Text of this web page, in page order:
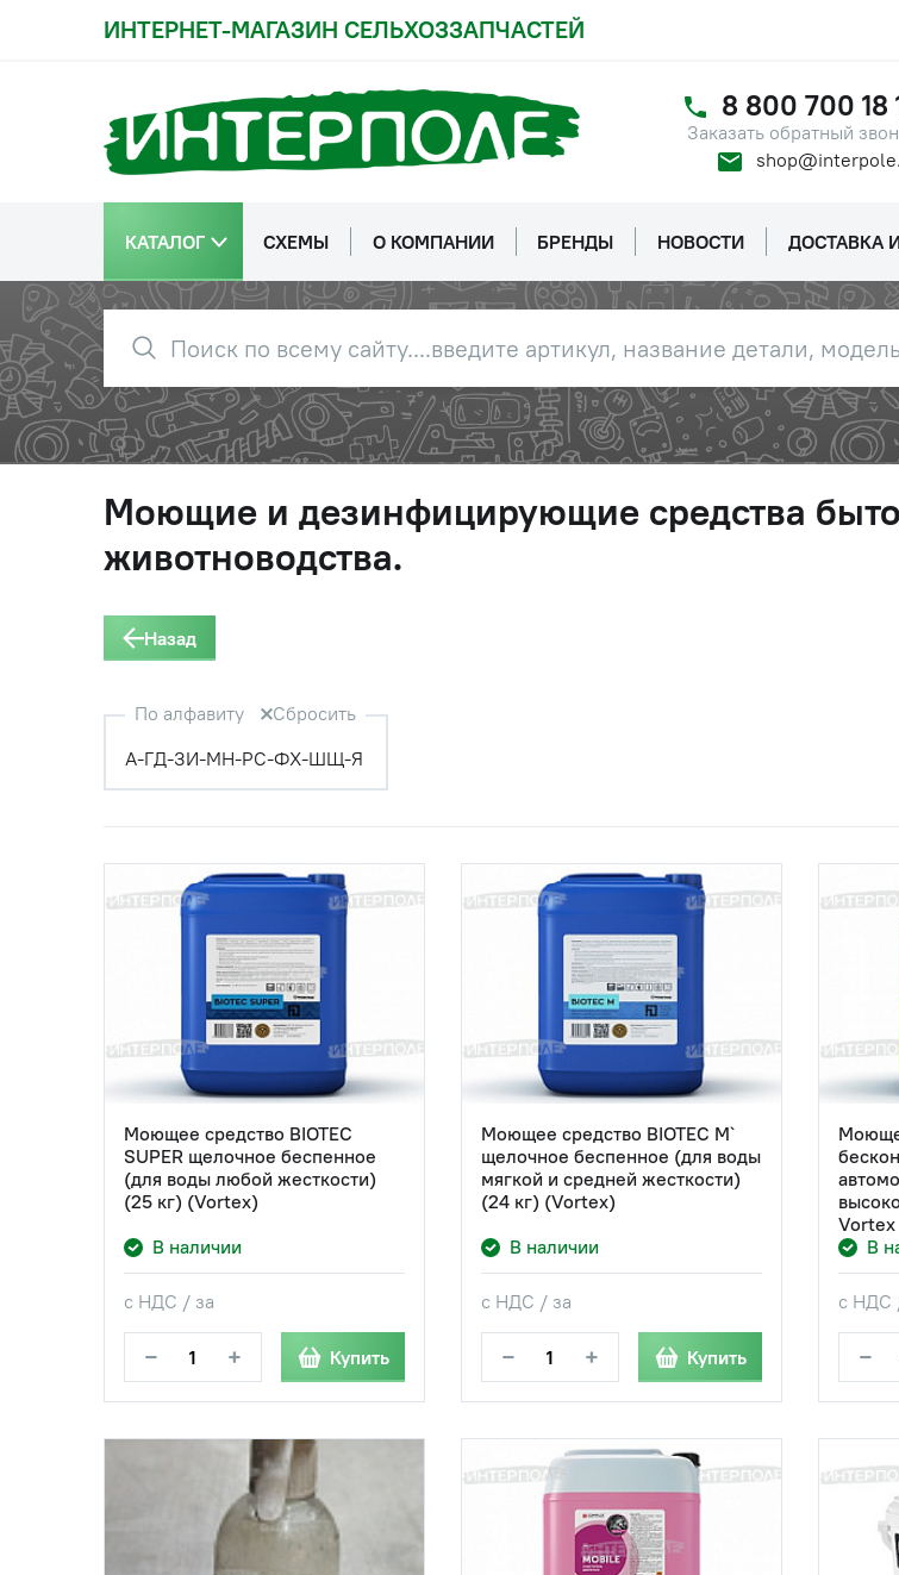
ИНТЕРНЕТ-МАГАЗИН СЕЛЬХОЗЗАПЧАСТЕЙ
8 800 700 18
Заказать обратный
КАТАЛОГ СХЕМЫ О КОМПАНИИ БРЕНДЫ НОВОСТИ ДОСТАВКА
Моющие и дезинфицирующие средства
животноводства.
Назад
По алфавиту
Сбросить
А-ГД-ЗИ-МН-РС-ФХ-ШЩ-Я
Моющее средство BIOTEC
SUPER щелочное беспенное
(для воды любой жесткости)
(25 кг) (Vortex)
В наличии
с НДС / за
− + Купить
Моющее средство BIOTEC М`
щелочное беспенное (для воды
мягкой и средней жесткости)
(24 кг) (Vortex)
В наличии
с НДС / за
− + Купить
Vortex
В
с НДС
−